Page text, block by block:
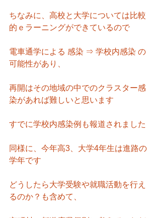
ちなみに、高校と大学については比較
的ｅラーニングができているので
電車通学による 感染 ⇒ 学校内感染 の
可能性があり、
再開はその地域の中でのクラスター感
染があれば難しいと思います
すでに学校内感染例も報道されました
同様に、今年高3、大学4年生は進路の
学年です
どうしたら大学受験や就職活動を行え
るのか？も含めて、